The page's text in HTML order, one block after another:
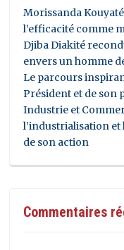
Morissanda
l’efficacité comme
Djiba Diakité
envers un homme
Le parcours
Président et de son
Industrie et
l’industrialisation
de son action
Commentaires